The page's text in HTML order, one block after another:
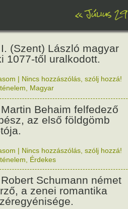
«Július 29
(Szent) László magyar
1077-től uralkodott.
| Nincs hozzászólás, szólj hozzá!
Magyar
Behaim felfedező
az első földgömb
| Nincs hozzászólás, szólj hozzá!
Érdekes
Schumann német
a zenei romantika